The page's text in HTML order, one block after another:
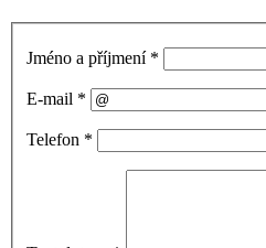
Jméno a příjmení *
E-mail *
Telefon *